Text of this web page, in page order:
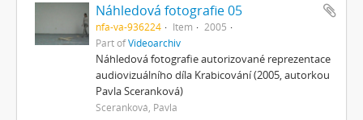
Náhledová fotografie 05
nfa-va-936224 Item
2005
Part ofVideoarchiv
Náhledová fotografie autorizované reprezentace
audiovizuálního díla Krabicování (2005, autorkou
Pavla Sceranková)
Sceranková, Pavla